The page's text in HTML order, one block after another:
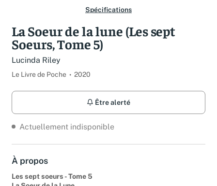
La Soeur de la lune (Les sept
Soeurs, Tome 5)
Lucinda Riley
Actuellement indisponible
À propos
Les sept soeurs - Tome 5